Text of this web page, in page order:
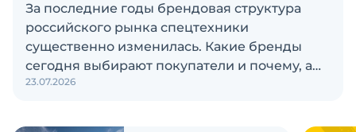
За последние годы брендовая структура
российского рынка спецтехники
существенно изменилась. Какие бренды
сегодня выбирают покупатели и почему, а
также кого считают лидерами рынка?
ответить на эти вопросы
23.07.2026